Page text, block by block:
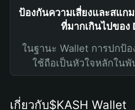
ป้องกันความเสี่ยงและสแก
ที่มากเกินไปของ
ในฐานะ Wallet การปกป้
ใช้ถือเป็นหัวใจหลักในพั
เกี่ยวกับ$KASH Wallet